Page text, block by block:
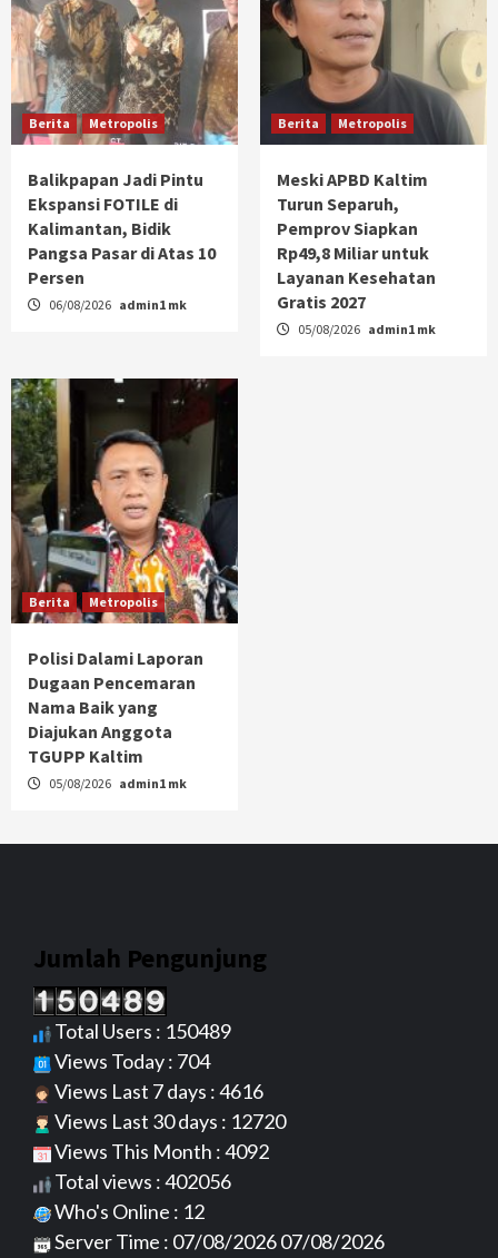
Berita Metropolis
Balikpapan Jadi Pintu
Ekspansi FOTILE di
Kalimantan, Bidik
Pangsa Pasar di Atas 10
Persen
06/08/2026 admin1 mk
Berita Metropolis
Meski APBD Kaltim
Turun Separuh,
Pemprov Siapkan
Rp49,8 Miliar untuk
Layanan Kesehatan
Gratis 2027
05/08/2026 admin1 mk
Berita Metropolis
Polisi Dalami Laporan
Dugaan Pencemaran
Nama Baik yang
Diajukan Anggota
TGUPP Kaltim
05/08/2026 admin1 mk
Jumlah Pengunjung
Total Users : 150489
Views Today : 704
Views Last 7 days : 4616
Views Last 30 days : 12720
Views This Month : 4092
Total views : 402056
Who's Online : 12
Server Time : 07/08/2026 07/08/2026